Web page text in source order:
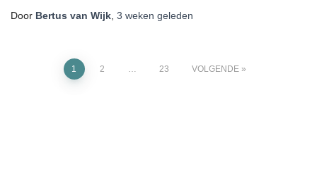
Door Bertus van Wijk 3 weken geleden
Berichten
1 2 23 VOLGENDE